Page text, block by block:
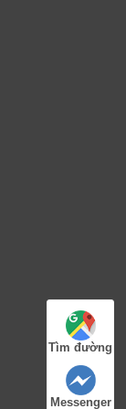
Tìm đường
Messenger